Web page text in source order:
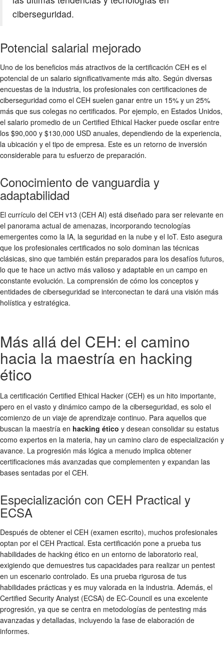
ciberseguridad.
Potencial salarial mejorado
Uno de los beneficios más atractivos de la certificación CEH es el
potencial de un salario significativamente más alto. Según diversas
encuestas de la industria, los profesionales con certificaciones de
ciberseguridad como el CEH suelen ganar entre un 15% y un 25%
más que sus colegas no certificados. Por ejemplo, en Estados Unidos,
el salario promedio de un Certified Ethical Hacker puede oscilar entre
los $90,000 y $130,000 USD anuales, dependiendo de la experiencia,
la ubicación y el tipo de empresa. Este es un retorno de inversión
considerable para tu esfuerzo de preparación.
Conocimiento de vanguardia y
adaptabilidad
El currículo del CEH v13 (CEH AI) está diseñado para ser relevante en
el panorama actual de amenazas, incorporando tecnologías
emergentes como la IA, la seguridad en la nube y el IoT. Esto asegura
que los profesionales certificados no solo dominan las técnicas
clásicas, sino que también están preparados para los desafíos futuros,
lo que te hace un activo más valioso y adaptable en un campo en
constante evolución. La comprensión de cómo los conceptos y
entidades de ciberseguridad se interconectan te dará una visión más
holística y estratégica.
Más allá del CEH: el camino
hacia la maestría en hacking
ético
La certificación Certified Ethical Hacker (CEH) es un hito importante,
pero en el vasto y dinámico campo de la ciberseguridad, es solo el
comienzo de un viaje de aprendizaje continuo. Para aquellos que
buscan la maestría en hacking ético y desean consolidar su estatus
como expertos en la materia, hay un camino claro de especialización y
avance. La progresión más lógica a menudo implica obtener
certificaciones más avanzadas que complementen y expandan las
bases sentadas por el CEH.
Especialización con CEH Practical y
ECSA
Después de obtener el CEH (examen escrito), muchos profesionales
optan por el CEH Practical. Esta certificación pone a prueba tus
habilidades de hacking ético en un entorno de laboratorio real,
exigiendo que demuestres tus capacidades para realizar un pentest
en un escenario controlado. Es una prueba rigurosa de tus
habilidades prácticas y es muy valorada en la industria. Además, el
Certified Security Analyst (ECSA) de EC-Council es una excelente
progresión, ya que se centra en metodologías de pentesting más
avanzadas y detalladas, incluyendo la fase de elaboración de
informes.